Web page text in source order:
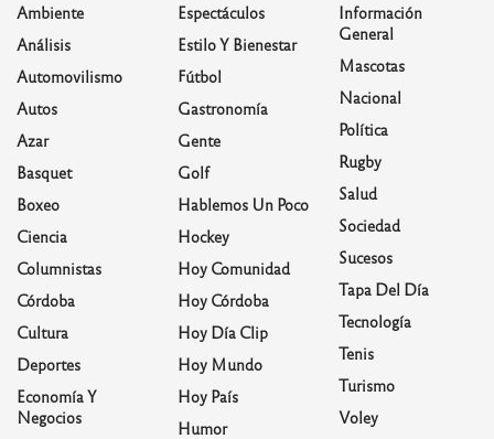
Ambiente
Análisis
Automovilismo
Autos
Azar
Basquet
Boxeo
Ciencia
Columnistas
Córdoba
Cultura
Deportes
Economía Y
Negocios
Espectáculos
Estilo Y Bienestar
Fútbol
Gastronomía
Gente
Golf
Hablemos Un Poco
Hockey
Hoy Comunidad
Hoy Córdoba
Hoy Día Clip
Hoy Mundo
Hoy País
Humor
Información
General
Mascotas
Nacional
Política
Rugby
Salud
Sociedad
Sucesos
Tapa Del Día
Tecnología
Tenis
Turismo
Voley